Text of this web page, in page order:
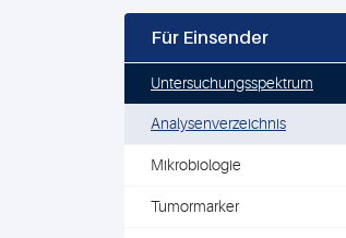
Für Einsender
Untersuchungsspektrum
Analysenverzeichnis
Mikrobiologie
Tumormarker